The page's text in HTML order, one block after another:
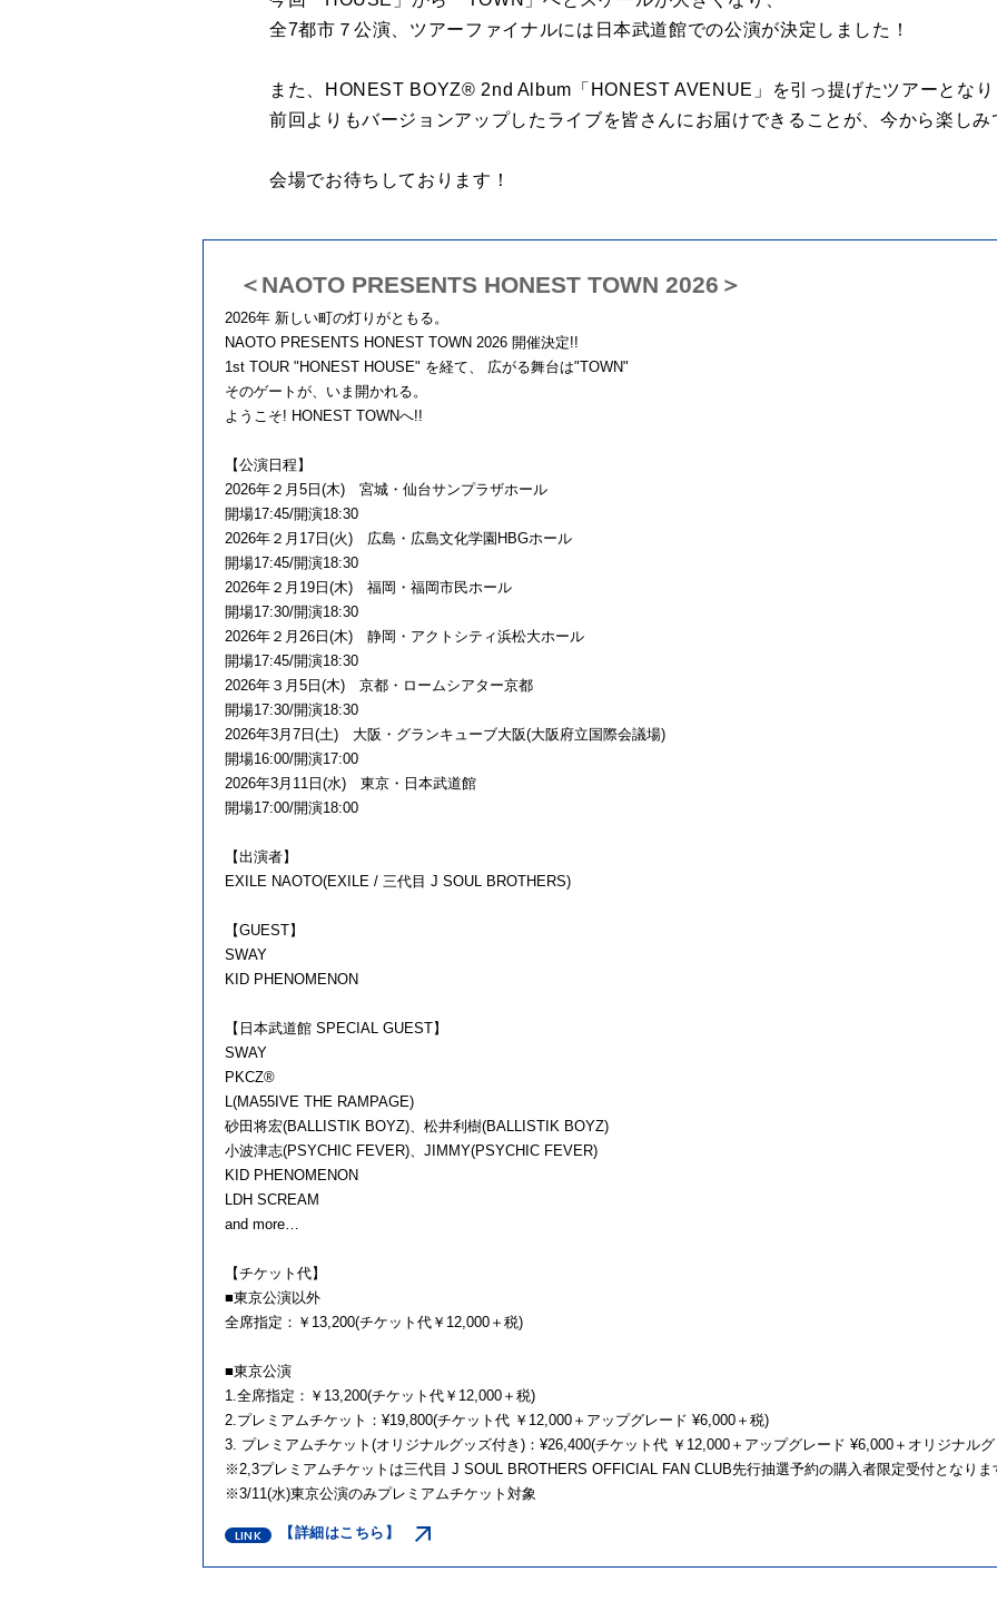
全7都市７公演、ツアーファイナルには日本武道館での公演が決定しました！
また、HONEST BOYZ®︎ 2nd Album「HONEST AVENUE」を引っ提げたツアーとな
前回よりもバージョンアップしたライブを皆さんにお届けできることが、今から楽しみ
会場でお待ちしております！
＜NAOTO PRESENTS HONEST TOWN 2026＞
2026年 新しい町の灯りがともる。
NAOTO PRESENTS HONEST TOWN 2026 開催決定!!
1st TOUR "HONEST HOUSE" を経て、 広がる舞台は"TOWN"
そのゲートが、いま開かれる。
ようこそ! HONEST TOWNへ!!
【公演日程】
2026年２月5日(木) 宮城・仙台サンプラザホール
開場17:45/開演18:30
2026年２月17日(火) 広島・広島文化学園HBGホール
開場17:45/開演18:30
2026年２月19日(木) 福岡・福岡市民ホール
開場17:30/開演18:30
2026年２月26日(木) 静岡・アクトシティ浜松大ホール
開場17:45/開演18:30
2026年３月5日(木) 京都・ロームシアター京都
開場17:30/開演18:30
2026年3月7日(土) 大阪・グランキューブ大阪(大阪府立国際会議場)
開場16:00/開演17:00
2026年3月11日(水) 東京・日本武道館
開場17:00/開演18:00
【出演者】
EXILE NAOTO(EXILE / 三代目 J SOUL BROTHERS)
【GUEST】
SWAY
KID PHENOMENON
【日本武道館 SPECIAL GUEST】
SWAY
PKCZ®
L(MA55IVE THE RAMPAGE)
砂田将宏(BALLISTIK BOYZ)、松井利樹(BALLISTIK BOYZ)
小波津志(PSYCHIC FEVER)、JIMMY(PSYCHIC FEVER)
KID PHENOMENON
LDH SCREAM
and more…
【チケット代】
■東京公演以外
全席指定：￥13,200(チケット代￥12,000＋税)
■東京公演
1.全席指定：￥13,200(チケット代￥12,000＋税)
2.プレミアムチケット：¥19,800(チケット代 ￥12,000＋アップグレード ¥6,000＋税)
3. プレミアムチケット(オリジナルグッズ付き)：¥26,400(チケット代 ￥12,000＋アップグレード ¥6,000＋オリジナル
※2,3プレミアムチケットは三代目 J SOUL BROTHERS OFFICIAL FAN CLUB先行抽選予約の購入者限定受付となりま
※3/11(水)東京公演のみプレミアムチケット対象
【詳細はこちら】